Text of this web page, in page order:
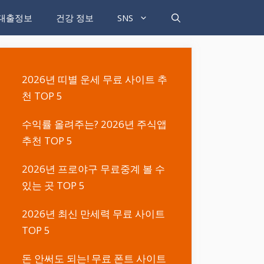
출정보 건강 정보 SNS
2026년 띠별 운세 무료 사이트 추
천 TOP 5
수익률 올려주는? 2026년 주식앱
추천 TOP 5
2026년 프로야구 무료중계 볼 수
있는 곳 TOP 5
2026년 최신 만세력 무료 사이트
TOP 5
돈 안써도 되는! 무료 폰트 사이트